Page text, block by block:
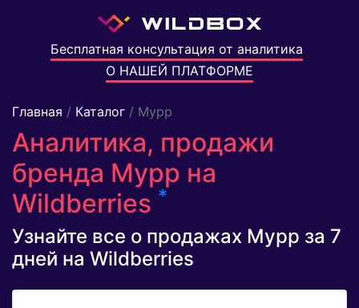
Бесплатная консультация от аналитика
О НАШЕЙ ПЛАТФОРМЕ
Главная / Каталог / Мурр
Аналитика, продажи
бренда Мурр на
Wildberries *
Узнайте все о продажах Мурр за 7
дней на Wildberries